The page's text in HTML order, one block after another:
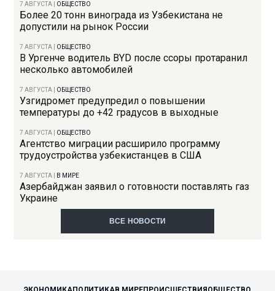
7 АВГУСТА ОБЩЕСТВО
Более 20 тонн винограда из Узбекистана не
допустили на рынок России
7 АВГУСТА ОБЩЕСТВО
В Ургенче водитель BYD после ссоры протаранил
несколько автомобилей
7 АВГУСТА ОБЩЕСТВО
Узгидромет предупредил о повышении
температуры до +42 градусов в выходные
7 АВГУСТА ОБЩЕСТВО
Агентство миграции расширило программу
трудоустройства узбекистанцев в США
7 АВГУСТА В МИРЕ
Азербайджан заявил о готовности поставлять газ
Украине
ВСЕ НОВОСТИ